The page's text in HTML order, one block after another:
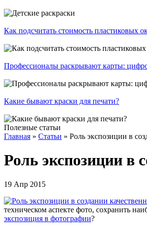
Как подсчитать стоимость пластиковых
Профессионалы раскрывают карты:
Какие бывают краски для печати?
Полезные статьи
Главная » Статьи » Роль экспозиции в
Роль экспозиции в
19 Апр 2015
техническом аспекте фото, сохранить
экспозиция в фотографии?